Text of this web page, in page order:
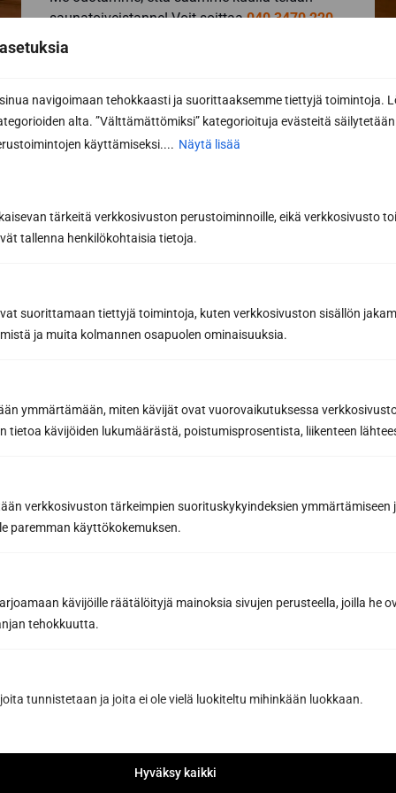
navigoimaan tehokkaasti ja suorittaaksemme tiettyjä toimintoja.
alta. ”Välttämättömiksi” kategorioituja evästeitä säilytetään
käyttämiseksi.... Näytä lisää
tärkeitä verkkosivuston perustoiminnoille, eikä verkkosivusto
tallenna henkilökohtaisia tietoja.
suorittamaan tiettyjä toimintoja, kuten verkkosivuston sisällön
ja muita kolmannen osapuolen ominaisuuksia.
ymmärtämään, miten kävijät ovat vuorovaikutuksessa
tietoa kävijöiden lukumäärästä, poistumisprosentista, liikenteen
verkkosivuston tärkeimpien suorituskykyindeksien ymmärtämiseen
paremman käyttökokemuksen.
kävijöille räätälöityjä mainoksia sivujen perusteella, joilla he
tehokkuutta.
tunnistetaan ja joita ei ole vielä luokiteltu mihinkään luokkaan.
Hyväksy kaikki
saunatoiveistanne! Voit soittaa040 3470 220
tai lähettää sähköpostia
Yhteydenottolomake
Sukunimi *
Puhelin
Sähköposti *
Viesti tai lisätiedot...